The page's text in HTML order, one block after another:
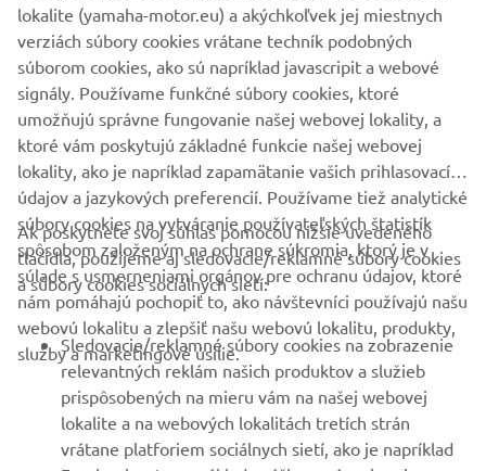
Pretože či už ste na súši alebo vo vode, bezpečná jazda
znamená dlhšiu jazdu.
#ATV #Yamaha #NicvonRupp #ATVEATraining
FIREMNÉ STRÁNKY
B2B
VIAC YAMAHA
PODPORA
lokalite (yamaha-motor.eu) a akýchkoľvek jej miestnych
verziách súbory cookies vrátane techník podobných
súborom cookies, ako sú napríklad javascripit a webové
signály. Používame funkčné súbory cookies, ktoré
umožňujú správne fungovanie našej webovej lokality, a
ktoré vám poskytujú základné funkcie našej webovej
lokality, ako je napríklad zapamätanie vašich prihlasovacích
údajov a jazykových preferencií. Používame tiež analytické
súbory cookies na vytváranie používateľských štatistík
spôsobom založeným na ochrane súkromia, ktorý je v
súlade s usmerneniami orgánov pre ochranu údajov, ktoré
nám pomáhajú pochopiť to, ako návštevníci používajú našu
webovú lokalitu a zlepšiť našu webovú lokalitu, produkty,
služby a marketingové úsilie.
Ak poskytnete svoj súhlas pomocou nižšie uvedeného
tlačidla, použijeme aj sledovacie/reklamné súbory cookies
a súbory cookies sociálnych sietí:
Sledovacie/reklamné súbory cookies na zobrazenie
relevantných reklám našich produktov a služieb
prispôsobených na mieru vám na našej webovej
lokalite a na webových lokalitách tretích strán
vrátane platforiem sociálnych sietí, ako je napríklad